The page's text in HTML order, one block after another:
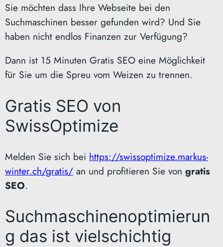
Sie möchten dass Ihre Webseite bei den
Suchmaschinen besser gefunden wird? Und Sie
haben nicht endlos Finanzen zur Verfügung?
Dann ist 15 Minuten Gratis SEO eine Möglichkeit
für Sie um die Spreu vom Weizen zu trennen.
Gratis SEO von
SwissOptimize
Melden Sie sich bei https://swissoptimize.markus-
winter.ch/gratis/ an und profitieren Sie von gratis
SEO.
Suchmaschinenoptimierun
g das ist vielschichtig